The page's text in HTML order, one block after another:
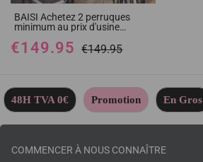
BAISI Achetez 2 perruques
minimum au prix d'usine
coiffure tressée natte 100%
Cheveux Humains (Pas
€149.95 €149.95
48H TVA 0€ Promotion En Gros
COMMENCER À NOUS CONNAÎTRE